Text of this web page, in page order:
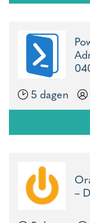
5 dagen
–